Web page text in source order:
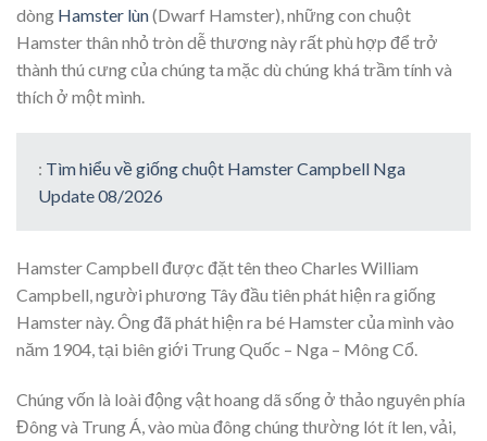
dòng Hamster lùn(Dwarf Hamster), những con chuột
Hamster thân nhỏ tròn dễ thương này rất phù hợp để trở
thành thú cưng của chúng ta mặc dù chúng khá trầm tính và
thích ở một mình.
: Tìm hiểu về giống chuột Hamster Campbell Nga
Update 08/2026
Hamster Campbell được đặt tên theo Charles William
Campbell, người phương Tây đầu tiên phát hiện ra giống
Hamster này. Ông đã phát hiện ra bé Hamster của mình vào
năm 1904, tại biên giới Trung Quốc – Nga – Mông Cổ.
Chúng vốn là loài động vật hoang dã sống ở thảo nguyên phía
Đông và Trung Á, vào mùa đông chúng thường lót ít len, vải,